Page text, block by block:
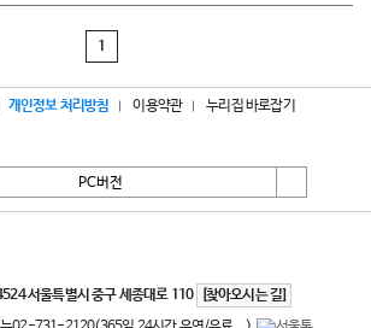
1
개인정보 처리방침 이용약관 누리집 바로잡기
PC버전
서울특별시 중구 세종대로 110
[찾아오시는 길]